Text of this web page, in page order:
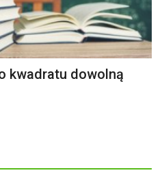
kwadratu dowolną